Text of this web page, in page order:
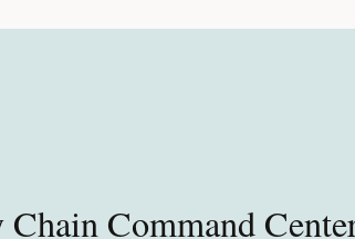
Command